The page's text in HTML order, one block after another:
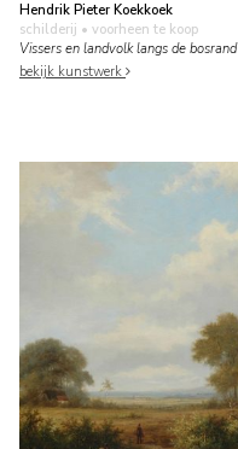
Hendrik Pieter Koekkoek
schilderij • voorheen te koop
Vissers en landvolk langs de bosrand
bekijk kunstwerk